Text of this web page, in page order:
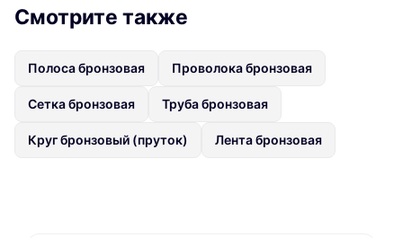
Смотрите также
Полоса бронзовая Проволока бронзовая
Сетка бронзовая Труба бронзовая
Круг бронзовый (пруток) Лента бронзовая